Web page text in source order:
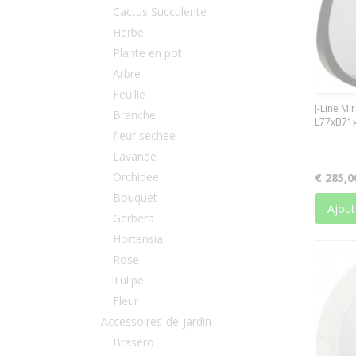
Cactus Succulente
Herbe
Plante en pot
Arbre
Feuille
Branche
fleur sechee
Lavande
Orchidee
Bouquet
Gerbera
Hortensia
Rose
Tulipe
Fleur
Accessoires-de-jardin
Brasero
J-Line
€